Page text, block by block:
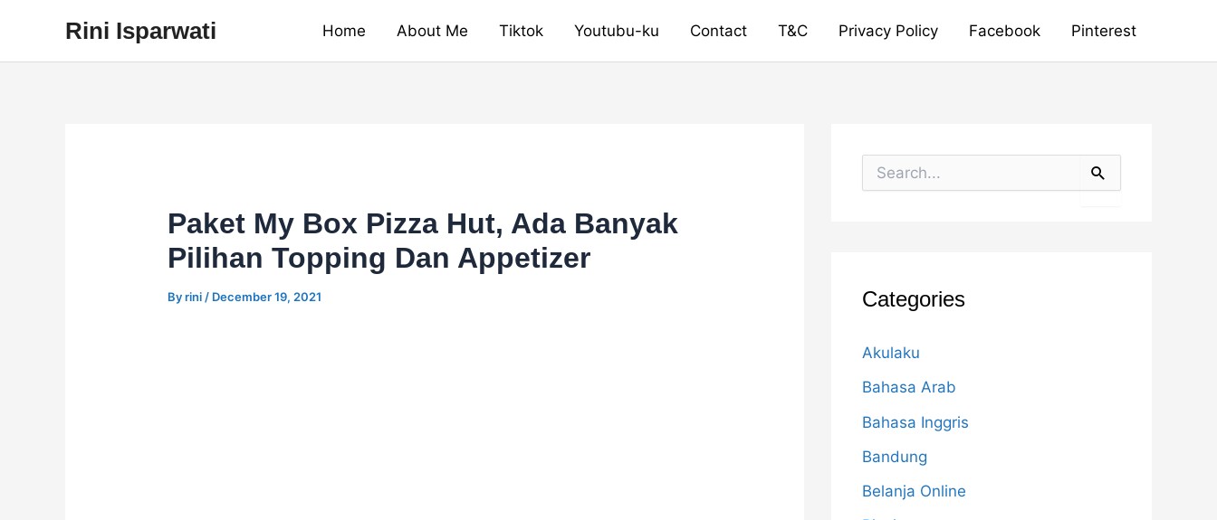
content
Rini Isparwati Home About Me Tiktok Youtubu-ku Contact T&C Privacy Policy Facebook Pinterest
Paket My Box Pizza Hut, Ada Banyak
Pilihan Topping Dan Appetizer
Byrini / December 19, 2021
o
rCategories
Akulaku
Bahasa Arab
Bahasa Inggris
Bandung
Belanja Online